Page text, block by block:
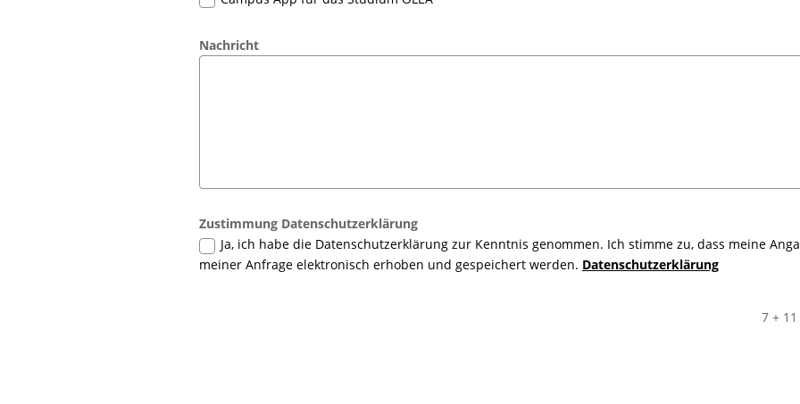
Nachricht
Zustimmung Datenschutzerklärung
Ja, ich habe die Datenschutzerklärung zur Kenntnis genommen. Ich stimme zu, dass meine
meiner Anfrage elektronisch erhoben und gespeichert werden. Datenschutzerklärung
7 + 11